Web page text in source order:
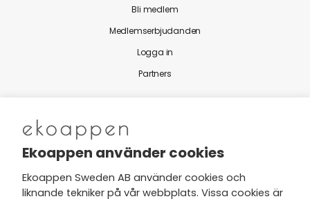
Bli medlem
Medlemserbjudanden
Logga in
Partners
Nytt från Ekoappen
Jag har tagit del av Ekoappens
Ekoappen använder cookies
Ekoappen Sweden AB använder cookies och
liknande tekniker på vår webbplats. Vissa cookies är